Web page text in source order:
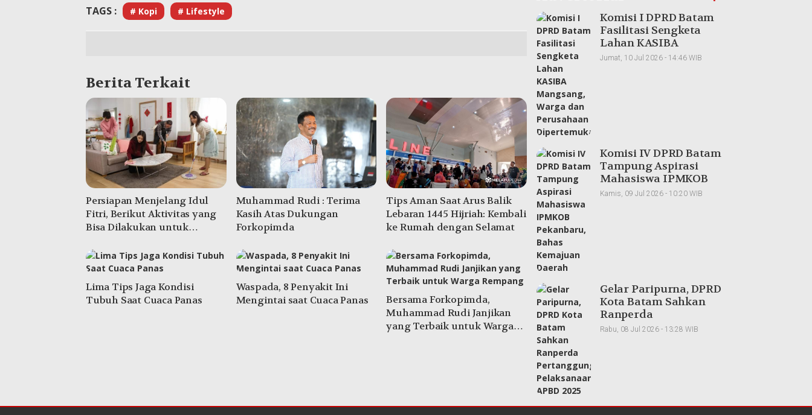
TAGS : # Kopi # Lifestyle
Berita Terkait
Persiapan Menjelang Idul
Fitri, Berikut Aktivitas yang
Bisa Dilakukan untuk
Kemenangan
Muhammad Rudi : Terima
Kasih Atas Dukungan
Forkopimda
Tips Aman Saat Arus Balik
Lebaran 1445 Hijriah: Kembali
ke Rumah dengan Selamat
Lima Tips Jaga Kondisi
Tubuh Saat Cuaca Panas
Waspada, 8 Penyakit Ini
Mengintai saat Cuaca Panas
Bersama Forkopimda,
Muhammad Rudi Janjikan
yang Terbaik untuk Warga
Komisi I DPRD Batam
Fasilitasi Sengketa
Lahan KASIBA
Mangsang, Warga dan
Jumat, 10 Jul 2026 - 14:46 WIB
Komisi IV DPRD Batam
Tampung Aspirasi
Mahasiswa IPMKOB
Pekanbaru, Bahas
Kamis, 09 Jul 2026 - 10:20 WIB
Gelar Paripurna, DPRD
Kota Batam Sahkan
Ranperda
Pertanggungjawaban
Rabu, 08 Jul 2026 - 13:28 WIB